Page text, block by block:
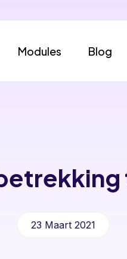
Modules Blog
23 Maart 2021